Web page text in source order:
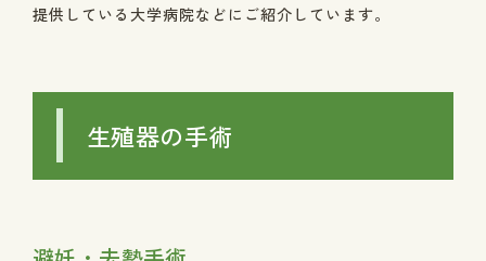
提供している大学病院などにご紹介しています。
生殖器の手術